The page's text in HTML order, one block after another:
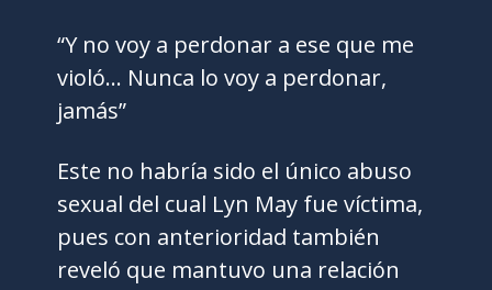
“Y no voy a perdonar a ese que me
violó… Nunca lo voy a perdonar,
jamás”
Este no habría sido el único abuso
sexual del cual Lyn May fue víctima,
pues con anterioridad también
reveló que mantuvo una relación